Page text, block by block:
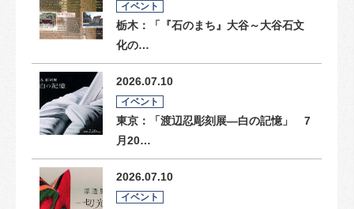
イベント
栃木：「『石のまち』大谷～大谷石文
化の…
2026.07.10
イベント
東京：「渡辺忍彫刻展―白の記憶」 7
月20…
2026.07.10
イベント